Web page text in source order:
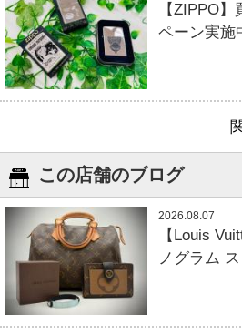
【ZIPPO
ペーン実施
この店舗のブログ
2026.08.07
【Louis
ノグラム